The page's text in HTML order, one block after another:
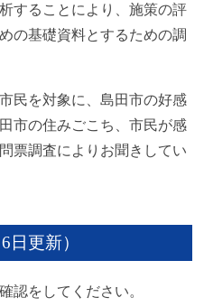
することにより、施策の評
の基礎資料とするための調
民を対象に、島田市の好感
市の住みごこち、市民が感
票調査によりお聞きしてい
日更新）
認をしてください。